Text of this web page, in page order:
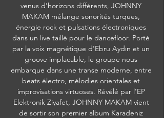
venus d’horizons différents, JOHNNY
MAKAM mélange sonorités turques,
énergie rock et pulsations électroniques
dans un live taillé pour le dancefloor. Porté
par la voix magnétique d’Ebru Aydın et un
groove implacable, le groupe nous
embarque dans une transe moderne, entre
beats électro, mélodies orientales et
improvisations virtuoses. Révélé par l’EP
Elektronik Ziyafet, JOHNNY MAKAM vient
de sortir son premier album Karadeniz